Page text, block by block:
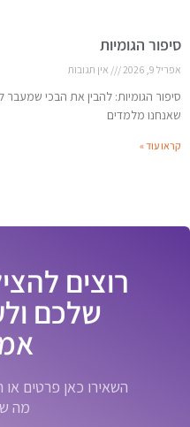
סיפור הגומיות
אפריל 9, 2026 אין תגובות
סיפור הגומיות: להבין את הבכי
שאנחנו מלמדים
קראו עוד »
רוצים
שלכם
מה